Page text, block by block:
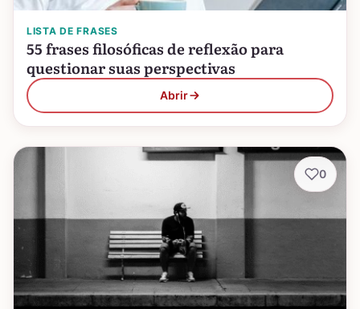
LISTA DE FRASES
55 frases filosóficas de reflexão para
questionar suas perspectivas
Abrir
0